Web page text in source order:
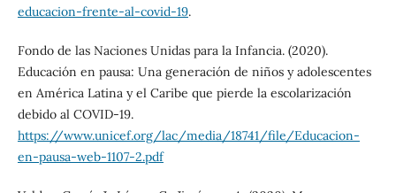
educacion-frente-al-covid-19.
Fondo de las Naciones Unidas para la Infancia. (2020).
Educación en pausa: Una generación de niños y adolescentes
en América Latina y el Caribe que pierde la escolarización
debido al COVID-19.
https://www.unicef.org/lac/media/18741/file/Educacion-
en-pausa-web-1107-2.pdf